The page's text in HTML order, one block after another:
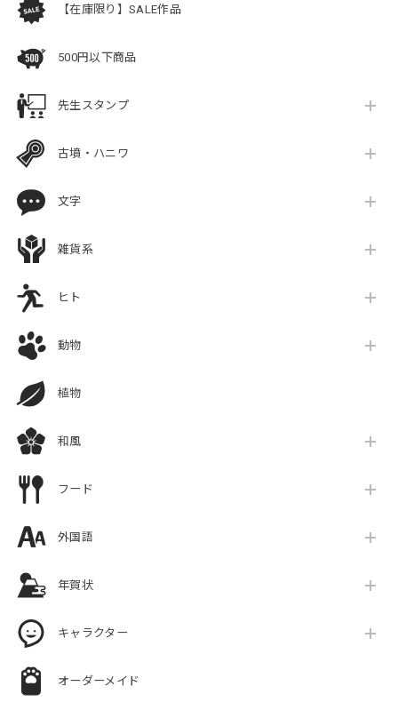
【在庫限り】SALE作品
500円以下商品
先生スタンプ
古墳・ハニワ
文字
雑貨系
ヒト
動物
植物
和風
フード
外国語
年賀状
キャラクター
オーダーメイド